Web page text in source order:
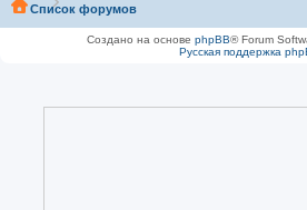
Список форумов
Создано на основе phpBB® Forum
Русская поддержка